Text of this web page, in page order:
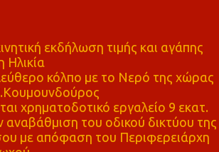
εκδήλωση τιμής και αγάπης
Ηλικία
κόλπο με το Νερό της χώρας
χρηματοδοτικό εργαλείο 9 εκατ.
αναβάθμιση του οδικού δικτύου της
με απόφαση του Περιφερειάρχη